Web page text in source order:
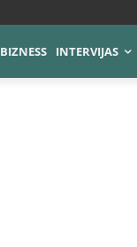
BIZNESS INTERVIJAS